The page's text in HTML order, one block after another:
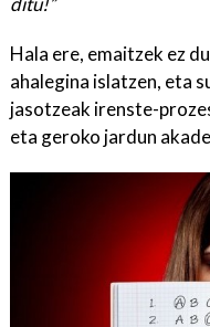
Hala ere, emaitzek ez
ahalegina islatzen, eta
jasotzeak irenste-
eta geroko jardun